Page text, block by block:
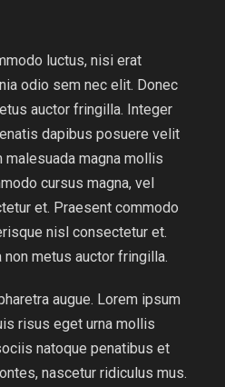
luctus, nisi erat
odio sem nec elit. Donec
auctor fringilla. Integer
dapibus posuere velit
magna mollis
cursus magna, vel
et. Praesent commodo
nisl consectetur et.
metus auctor fringilla.
augue. Lorem ipsum
risus eget urna mollis
natoque penatibus et
nascetur ridiculus mus.